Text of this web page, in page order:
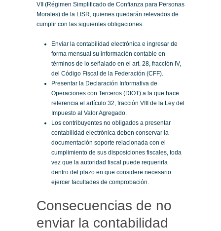
VII (Régimen Simplificado de Confianza para Personas
Morales) de la LISR, quienes quedarán relevados de
cumplir con las siguientes obligaciones:
Enviar la contabilidad electrónica e ingresar de
forma mensual su información contable en
términos de lo señalado en el art. 28, fracción IV,
del Código Fiscal de la Federación (CFF).
Presentar la Declaración Informativa de
Operaciones con Terceros (DIOT) a la que hace
referencia el artículo 32, fracción VIII de la Ley del
Impuesto al Valor Agregado.
Los contribuyentes no obligados a presentar
contabilidad electrónica deben conservar la
documentación soporte relacionada con el
cumplimiento de sus disposiciones fiscales, toda
vez que la autoridad fiscal puede requerirla
dentro del plazo en que considere necesario
ejercer facultades de comprobación.
Consecuencias de no
enviar la contabilidad